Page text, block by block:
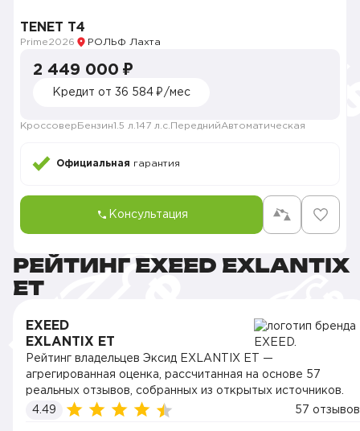
TENET T4
Prime2026 РОЛЬФ Лахта
2 449 000 ₽
Кредит от 36 584 ₽/мес
Кроссовер Бензин1.5 л. 147 л.с. ПереднийАвтоматическая
Официальная гарантия
Консультация
РЕЙТИНГ EXEED EXLANTIX
ET
EXEED
EXLANTIX ET
Рейтинг владельцев Эксид EXLANTIX ET —
агрегированная оценка, рассчитанная на основе 57
реальных отзывов, собранных из открытых источников.
4.49
57 отзывов